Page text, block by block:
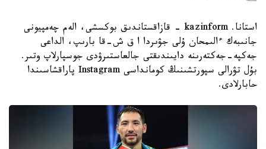
استانا. kazinform - قازاقستاندىق بوكسشى، الەم چەمپيونى
جانىبەك ءالىمحان ۇلى جۋىردا ا ق ش-قا بارىپ، الداعى
جەكپە-جەكتەرىنە دايىندىقتى جالعاستىرۋدى جوسپارلاپ وتىر.
بۇل تۋرالى سپورتشىنىڭ كومانداسى Instagram پاراقشاسىندا
حابارلادى.